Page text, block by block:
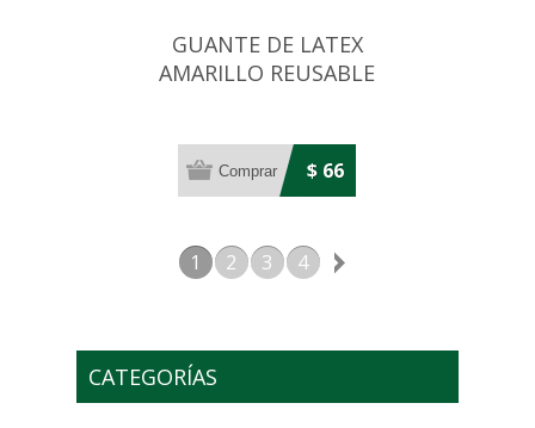
GUANTE DE LATEX
AMARILLO REUSABLE
$ 66
1 2 3 4
CATEGORÍAS